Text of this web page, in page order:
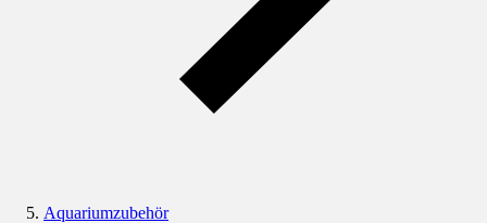
Aquariumzubehör